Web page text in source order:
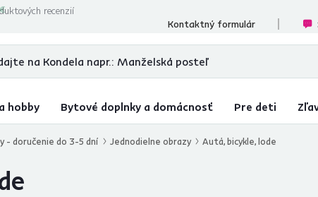
recenzií
Kontaktný formulár
hobby Bytové doplnky a domácnosť Pre deti
- doručenie do 3-5 dní Jednodielne obrazy Autá, bicykle, lode